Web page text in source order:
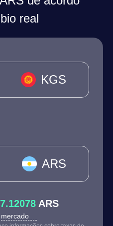
real
KGS
ARS
ARS